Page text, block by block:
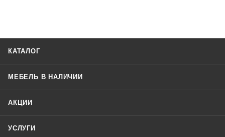
КАТАЛОГ
МЕБЕЛЬ В НАЛИЧИИ
АКЦИИ
УСЛУГИ